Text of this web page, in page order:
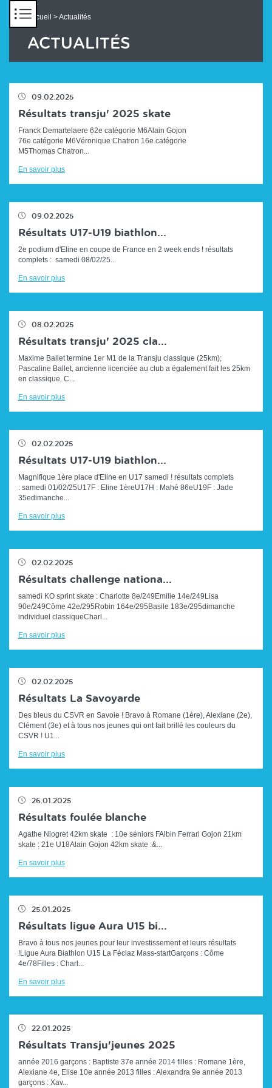
Accueil > Actualités
ACTUALITÉS
09.02.2025
Résultats transju' 2025 skate
Franck Demartelaere 62e catégorie M6Alain Gojon
76e catégorie M6Véronique Chatron 16e catégorie
M5Thomas Chatron...
En savoir plus
09.02.2025
Résultats U17-U19 biathlon...
2e podium d'Eline en coupe de France en 2 week ends ! résultats
complets : samedi 08/02/25...
En savoir plus
08.02.2025
Résultats transju' 2025 cla...
Maxime Ballet termine 1er M1 de la Transju classique (25km);
Pascaline Ballet, ancienne licenciée au club a également fait les 25km
en classique. C...
En savoir plus
02.02.2025
Résultats U17-U19 biathlon...
Magnifique 1ère place d'Eline en U17 samedi ! résultats complets
: samedi 01/02/25U17F : Eline 1èreU17H : Mahé 86eU19F : Jade
35edimanche...
En savoir plus
02.02.2025
Résultats challenge nationa...
samedi KO sprint skate : Charlotte 8e/249Emilie 14e/249Lisa
90e/249Côme 42e/295Robin 164e/295Basile 183e/295dimanche
individuel classiqueCharl...
En savoir plus
02.02.2025
Résultats La Savoyarde
Des bleus du CSVR en Savoie ! Bravo à Romane (1ère), Alexiane (2e),
Clément (3e) et à tous nos jeunes qui ont fait brillé les couleurs du
CSVR ! U1...
En savoir plus
26.01.2025
Résultats foulée blanche
Agathe Niogret 42km skate : 10e séniors FAlbin Ferrari Gojon 21km
skate : 21e U18Alain Gojon 42km skate :&...
En savoir plus
25.01.2025
Résultats ligue Aura U15 bi...
Bravo à tous nos jeunes pour leur investissement et leurs résultats
!Ligue Aura Biathlon U15 La Féclaz Mass-startGarçons : Côme
4e/78Filles : Charl...
En savoir plus
22.01.2025
Résultats Transju'jeunes 2025
année 2016 garçons : Baptiste 37e année 2014 filles : Romane 1ère,
Alexiane 4e, Elise 10e année 2013 filles : Alexandra 9e année 2013
garçons : Xav...